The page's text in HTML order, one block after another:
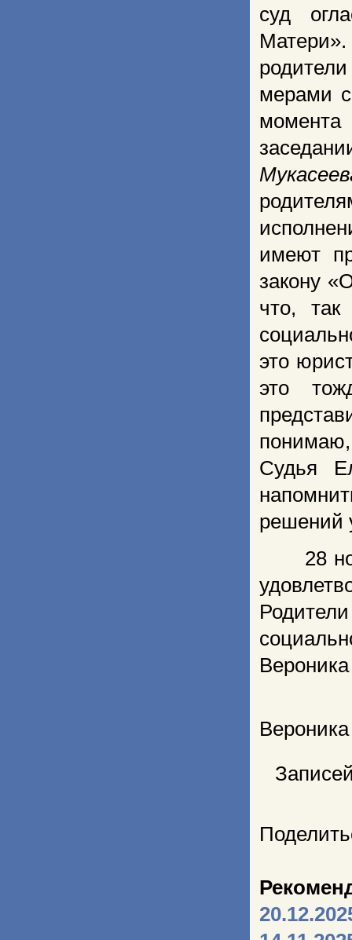
суд
мерами
имеют
закону
что,
это
это
понимаю,
Судья
решений
28